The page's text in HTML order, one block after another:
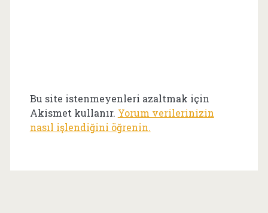
Bu site istenmeyenleri azaltmak için
Akismet kullanır. Yorum verilerinizin
nasıl işlendiğini öğrenin.